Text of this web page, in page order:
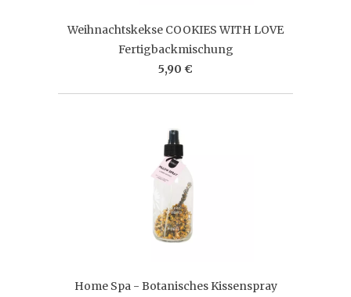
Weihnachtskekse COOKIES WITH LOVE
Fertigbackmischung
5,90 €
Home Spa - Botanisches Kissenspray